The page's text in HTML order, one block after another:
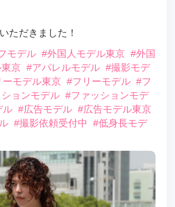
ただきました！
モデル #外国人モデル東京 #外国
京 #アパレルモデル #撮影モデ
ーモデル東京 #フリーモデル #フ
ョンモデル #ファッションモデ
ル #広告モデル #広告モデル東京
#撮影依頼受付中
#低身長モデ